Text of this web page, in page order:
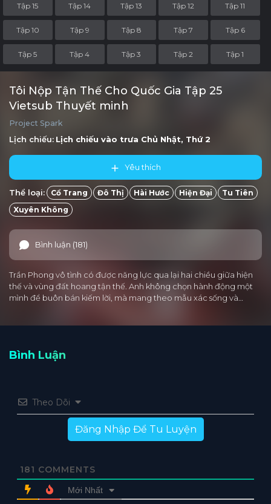
Tập 15 Tập 14 Tập 13 Tập 12 Tập 11
Tập 10 Tập 9 Tập 8 Tập 7 Tập 6
Tập 5 Tập 4 Tập 3 Tập 2 Tập 1
Tôi Nộp Tận Thế Cho Quốc Gia Tập 25
Vietsub Thuyết minh
Project Spark
Lịch chiếu: Lịch chiếu vào trưa Chủ Nhật, Thứ 2
Yêu thích
Thể loại: Cổ Trang Đô Thị Hài Hước Hiện Đại
Tu Tiên
Xuyên Không
Bình luận (181)
Trần Phong vô tình có được năng lực qua lại hai chiều giữa hiện
thế và vùng đất hoang tận thế. Anh không chọn hành động một
mình để buôn bán kiếm lời, mà mang theo mẫu xác sống và…
Bình Luận
Theo Dõi
Đăng Nhập Để Tu Luyện
181 COMMENTS
Mới Nhất